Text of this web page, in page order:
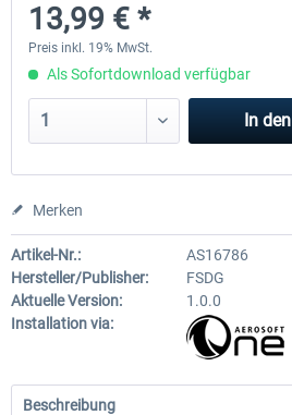
24,95 € *
13,99 € *
Preis inkl. 19% MwSt.
Als Sofortdownload verfügbar
In den
Merken
Artikel-Nr.:
AS16786
Hersteller/Publisher:
FSDG
Aktuelle Version:
1.0.0
Installation via:
Beschreibung